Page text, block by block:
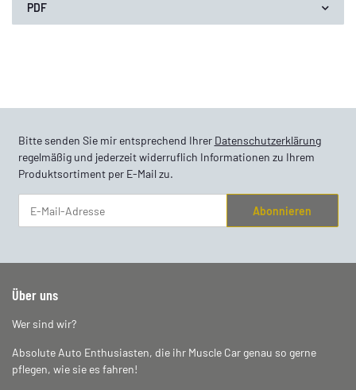
PDF
Bitte senden Sie mir entsprechend Ihrer Datenschutzerklärung
regelmäßig und jederzeit widerruflich Informationen zu Ihrem
Produktsortiment per E-Mail zu.
Abonnieren
Über uns
Wer sind wir?
Absolute Auto Enthusiasten, die ihr Muscle Car genau so gerne
pflegen, wie sie es fahren!